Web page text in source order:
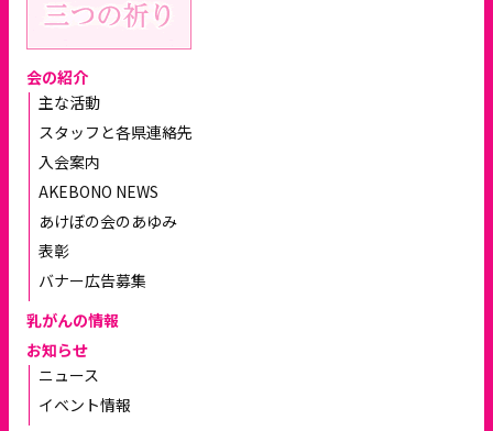
会の紹介
主な活動
スタッフと各県連絡先
入会案内
AKEBONO NEWS
あけぼの会のあゆみ
表彰
バナー広告募集
乳がんの情報
お知らせ
ニュース
イベント情報